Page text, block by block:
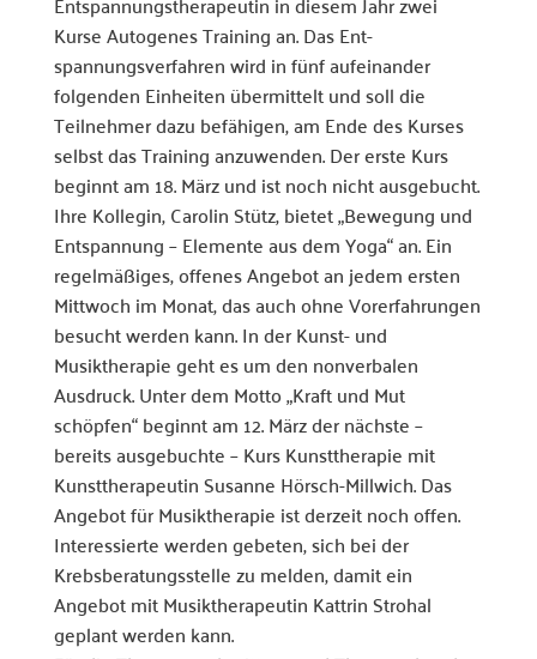
Kurse Autogenes Training an. Das Ent-
spannungsverfahren wird in fünf aufeinander
folgenden Einheiten übermittelt und soll die
Teilnehmer dazu befähigen, am Ende des Kurses
selbst das Training anzuwenden. Der erste Kurs
beginnt am 18. März und ist noch nicht ausgebucht.
Ihre Kollegin, Carolin Stütz, bietet „Bewegung und
Entspannung – Elemente aus dem Yoga“ an. Ein
regelmäßiges, offenes Angebot an jedem ersten
Mittwoch im Monat, das auch ohne Vorerfahrungen
besucht werden kann. In der Kunst- und
Musiktherapie geht es um den nonverbalen
Ausdruck. Unter dem Motto „Kraft und Mut
schöpfen“ beginnt am 12. März der nächste –
bereits ausgebuchte – Kurs Kunsttherapie mit
Kunsttherapeutin Susanne Hörsch-Millwich. Das
Angebot für Musiktherapie ist derzeit noch offen.
Interessierte werden gebeten, sich bei der
Krebsberatungsstelle zu melden, damit ein
Angebot mit Musiktherapeutin Kattrin Strohal
geplant werden kann.